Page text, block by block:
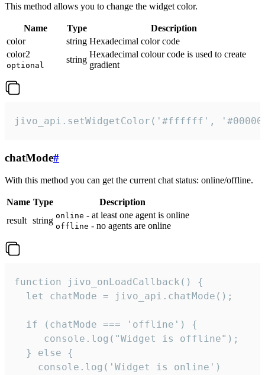
This method allows you to change the widget color.
Name Type
Description
color
string Hexadecimal color code
color2
optional
string
Hexadecimal colour code is used to create
gradient
jivo_api.setWidgetColor('#ffffff',
chatMode#
With this method you can get the current chat status: online/offline.
Name Type
Description
result string online - at least one agent is online
offline - no agents are online
function jivo_onLoadCallback() {
  let chatMode = jivo_api.chatMode();
  if (chatMode === 'offline') {
     console.log("Widget is offline");
  } else {
    console.log('Widget is online')